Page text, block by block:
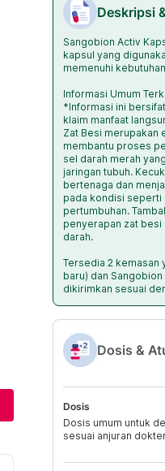
Deskripsi
Sangobion Activ
kapsul yang
memenuhi
Informasi Umum
*Informasi ini
klaim manfaat
Zat Besi merupakan
membantu proses
sel darah merah
jaringan tubuh.
bertenaga dan
pada kondisi seperti
pertumbuhan.
penyerapan zat
darah.
Tersedia 2 kemasan
baru) dan
dikirimkan sesuai
Dosis &
Dosis
Dosis umum untuk
sesuai anjuran